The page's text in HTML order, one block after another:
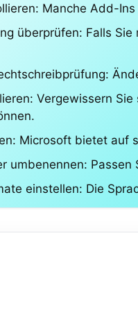
Manche Add-
überprüfen: Falls
Vergewissern
Microsoft bietet auf
umbenennen:
einstellen: Die